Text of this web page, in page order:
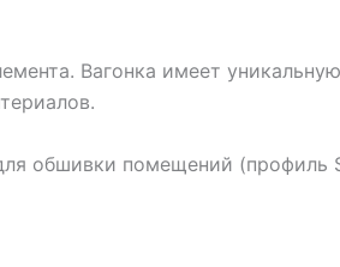
Вагонка имеет
обшивки помещений (профиль